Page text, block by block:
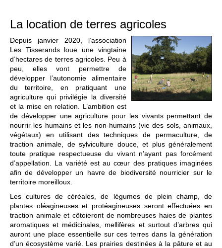
La location de terres agricoles
Depuis janvier 2020, l’association
Les Tisserands loue une vingtaine
d’hectares de terres agricoles. Peu à
peu, elles vont permettre de
développer l’autonomie alimentaire
du territoire, en pratiquant une
agriculture qui privilégie la diversité
et la mise en relation. L’ambition est
de développer une agriculture pour les vivants permettant de
nourrir les humains et les non-humains (vie des sols, animaux,
végétaux) en utilisant des techniques de permaculture, de
traction animale, de sylviculture douce, et plus généralement
toute pratique respectueuse du vivant n’ayant pas forcément
d’appellation. La variété est au cœur des pratiques imaginées
afin de développer un havre de biodiversité nourricier sur le
territoire moreilloux.
Les cultures de céréales, de légumes de plein champ, de
plantes oléagineuses et protéagineuses seront effectuées en
traction animale et côtoieront de nombreuses haies de plantes
aromatiques et médicinales, mellifères et surtout d’arbres qui
auront une place essentielle sur ces terres dans la génération
d’un écosystème varié. Les prairies destinées à la pâture et au